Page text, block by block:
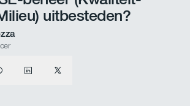
uitbesteden?